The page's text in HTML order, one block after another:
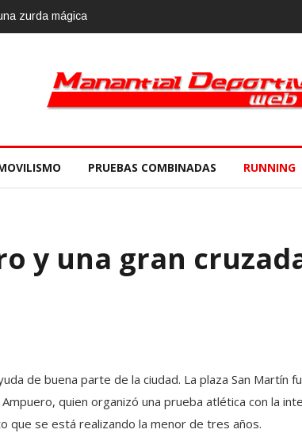
zurda mágica
PRUEBAS COMBINADAS RUNNING
y una gran
de buena parte de la ciudad. La plaza San Martín
quien organizó una prueba atlética con la
que se está realizando la menor de tres años.